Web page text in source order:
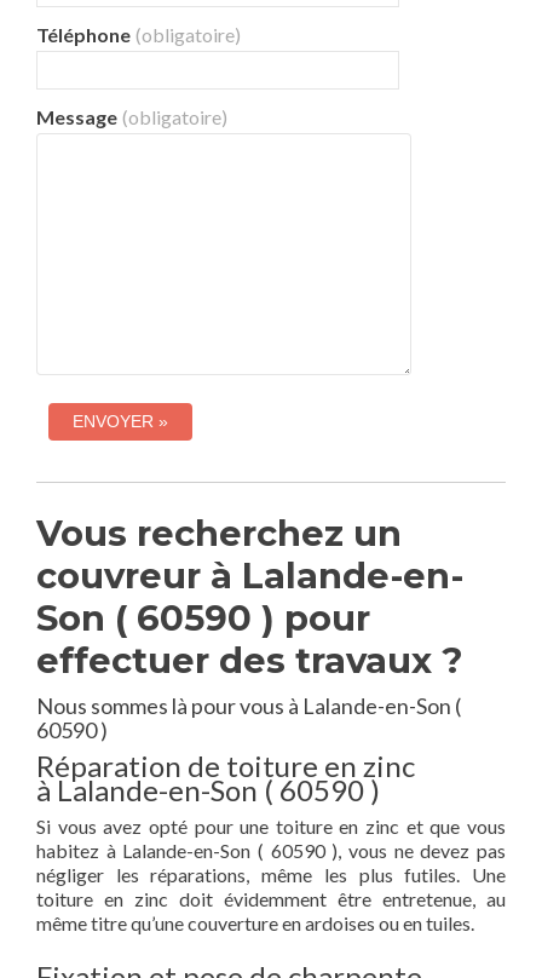
Téléphone (obligatoire)
Message (obligatoire)
Vous recherchez un
couvreur à Lalande-en-
Son ( 60590 ) pour
effectuer des travaux ?
Nous sommes là pour vous à Lalande-en-Son (
60590 )
Réparation de toiture en zinc
à Lalande-en-Son ( 60590 )
Si vous avez opté pour une toiture en zinc et que vous
habitez à Lalande-en-Son ( 60590 ), vous ne devez pas
négliger les réparations, même les plus futiles. Une
toiture en zinc doit évidemment être entretenue, au
même titre qu’une couverture en ardoises ou en tuiles.